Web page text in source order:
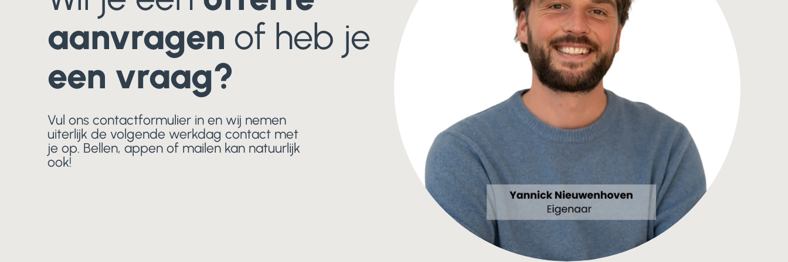
aanvragen of heb je
een vraag?
Vul ons contactformulier in en wij nemen
uiterlijk de volgende werkdag contact met
je op. Bellen, appen of mailen kan natuurlijk
ook!